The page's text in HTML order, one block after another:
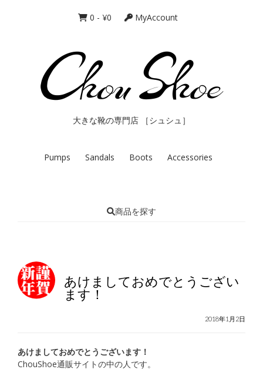
0 - ¥0 MyAccount
大きな靴の専門店 ［シュシュ］
Pumps Sandals Boots Accessories
商品を探す
あけましておめでとうござい
ます！
2018年1月2日
あけましておめでとうございます！
ChouShoe通販サイトの中の人です。